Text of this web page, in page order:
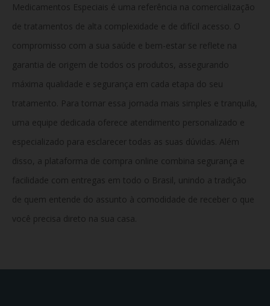
Medicamentos Especiais é uma referência na comercialização
de tratamentos de alta complexidade e de difícil acesso. O
compromisso com a sua saúde e bem-estar se reflete na
garantia de origem de todos os produtos, assegurando
máxima qualidade e segurança em cada etapa do seu
tratamento. Para tornar essa jornada mais simples e tranquila,
uma equipe dedicada oferece atendimento personalizado e
especializado para esclarecer todas as suas dúvidas. Além
disso, a plataforma de compra online combina segurança e
facilidade com entregas em todo o Brasil, unindo a tradição
de quem entende do assunto à comodidade de receber o que
você precisa direto na sua casa.